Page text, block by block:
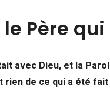
Père
avec Dieu, et la
de ce qui a été fait